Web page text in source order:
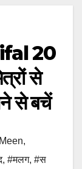
20
से
से बचें
,
, #मलग, #स